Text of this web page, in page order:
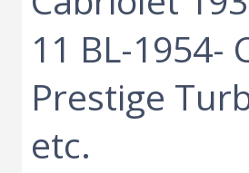
11 BL-1954-
Prestige
etc.‎